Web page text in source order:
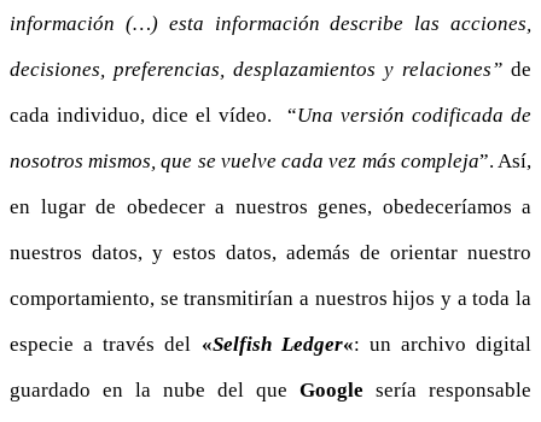
información (…) esta información describe las acciones,
decisiones, preferencias, desplazamientos y relaciones” de
cada individuo, dice el vídeo. “Una versión codificada de
nosotros mismos, que se vuelve cada vez más compleja”. Así,
en lugar de obedecer a nuestros genes, obedeceríamos a
nuestros datos, y estos datos, además de orientar nuestro
comportamiento, se transmitirían a nuestros hijos y a toda la
especie a través del «Selfish Ledger«: un archivo digital
guardado en la nube del que Google sería responsable